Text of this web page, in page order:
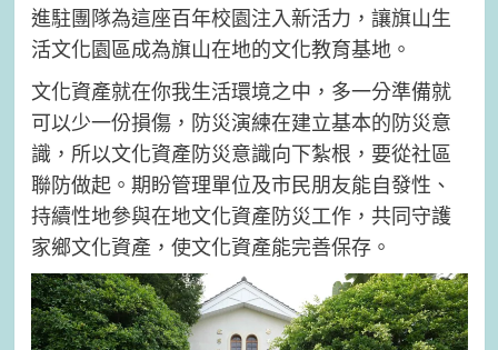
進駐團隊為這座百年校園注入新活力，讓旗山生
活文化園區成為旗山在地的文化教育基地。
文化資產就在你我生活環境之中，多一分準備就
可以少一份損傷，防災演練在建立基本的防災意
識，所以文化資產防災意識向下紮根，要從社區
聯防做起。期盼管理單位及市民朋友能自發性、
持續性地參與在地文化資產防災工作，共同守護
家鄉文化資產，使文化資產能完善保存。